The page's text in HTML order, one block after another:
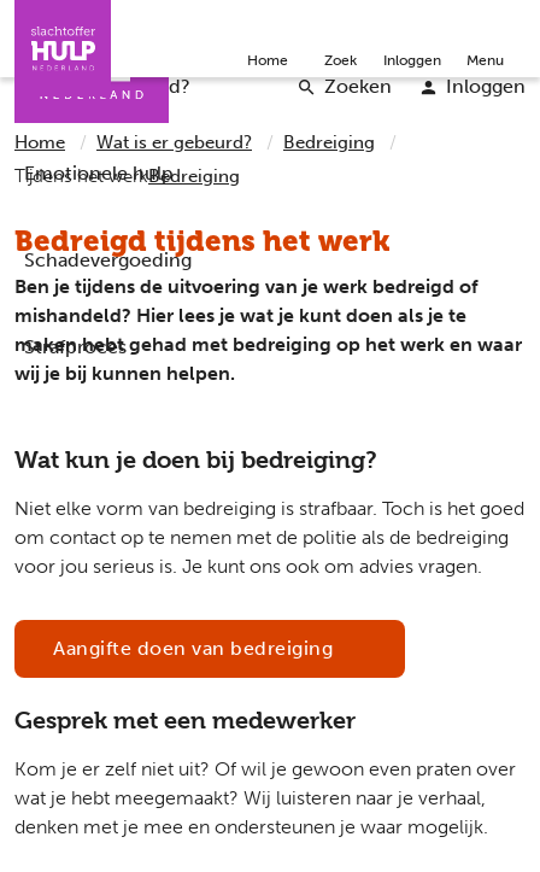
Iemand helpen Word vrijwilliger English
Wat is er gebeurd?
Emotionele hulp
Schadevergoeding
Strafproces
Zoeken Inloggen
Home Zoek Inloggen Menu
Home Wat is er gebeurd?
Bedreiging
Tijdens het werkBedreiging
Bedreigd tijdens het werk
Ben je tijdens de uitvoering van je werk bedreigd of
mishandeld? Hier lees je wat je kunt doen als je te
maken hebt gehad met bedreiging op het werk en waar
wij je bij kunnen helpen.
Wat kun je doen bij bedreiging?
Niet elke vorm van bedreiging is strafbaar. Toch is het goed
om contact op te nemen met de politie als de bedreiging
voor jou serieus is. Je kunt ons ook om advies vragen.
Aangifte doen van bedreiging
Gesprek met een medewerker
Kom je er zelf niet uit? Of wil je gewoon even praten over
wat je hebt meegemaakt? Wij luisteren naar je verhaal,
denken met je mee en ondersteunen je waar mogelijk.